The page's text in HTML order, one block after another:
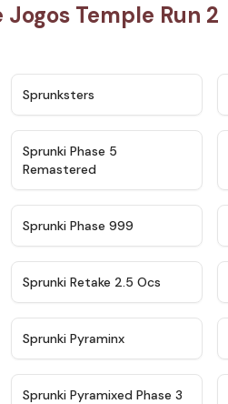
Temple Run 2
Sprunksters
Sprunki Phase 5
Remastered
Sprunki Phase 999
★
Sprunki Retake 2.5 Ocs
Sprunki Pyraminx
★ 5
Sprunki Pyramixed Phase 3